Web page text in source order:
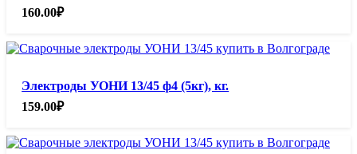
160.00₽
Электроды УОНИ 13/45 ф4 (5кг), кг.
159.00₽